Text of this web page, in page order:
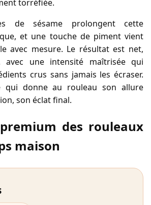
torréfiée.
de sésame prolongent cette
et une touche de piment vient
avec mesure. Le résultat est net,
avec une intensité maîtrisée qui
crus sans jamais les écraser.
qui donne au rouleau son allure
son éclat final.
des rouleaux
maison